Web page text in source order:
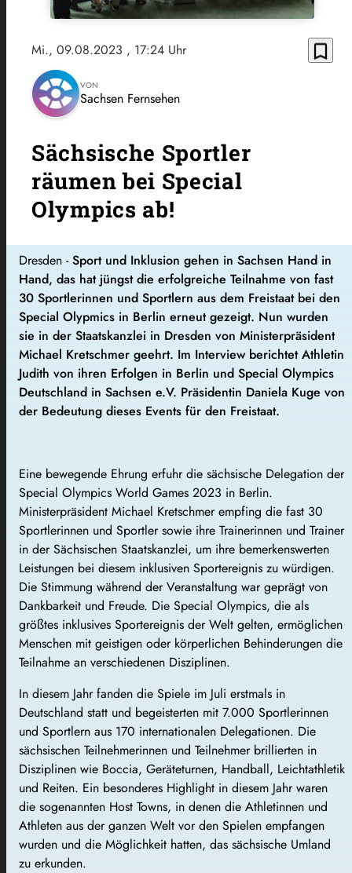
Mi., 09.08.2023 , 17:24 Uhr bookmark_border
VON
Sachsen Fernsehen
Sächsische Sportler
räumen bei Special
Olympics ab!
Dresden -Sport und Inklusion gehen in Sachsen Hand in
Hand, das hat jüngst die erfolgreiche Teilnahme von fast
30 Sportlerinnen und Sportlern aus dem Freistaat bei den
Special Olypmics in Berlin erneut gezeigt. Nun wurden
sie in der Staatskanzlei in Dresden von Ministerpräsident
Michael Kretschmer geehrt. Im Interview berichtet Athletin
Judith von ihren Erfolgen in Berlin und Special Olympics
Deutschland in Sachsen e.V. Präsidentin Daniela Kuge von
der Bedeutung dieses Events für den Freistaat.
Eine bewegende Ehrung erfuhr die sächsische Delegation der
Special Olympics World Games 2023 in Berlin.
Ministerpräsident Michael Kretschmer empfing die fast 30
Sportlerinnen und Sportler sowie ihre Trainerinnen und Trainer
in der Sächsischen Staatskanzlei, um ihre bemerkenswerten
Leistungen bei diesem inklusiven Sportereignis zu würdigen.
Die Stimmung während der Veranstaltung war geprägt von
Dankbarkeit und Freude. Die Special Olympics, die als
größtes inklusives Sportereignis der Welt gelten, ermöglichen
Menschen mit geistigen oder körperlichen Behinderungen die
Teilnahme an verschiedenen Disziplinen.
In diesem Jahr fanden die Spiele im Juli erstmals in
Deutschland statt und begeisterten mit 7.000 Sportlerinnen
und Sportlern aus 170 internationalen Delegationen. Die
sächsischen Teilnehmerinnen und Teilnehmer brillierten in
Disziplinen wie Boccia, Geräteturnen, Handball, Leichtathletik
und Reiten. Ein besonderes Highlight in diesem Jahr waren
die sogenannten Host Towns, in denen die Athletinnen und
Athleten aus der ganzen Welt vor den Spielen empfangen
wurden und die Möglichkeit hatten, das sächsische Umland
zu erkunden.